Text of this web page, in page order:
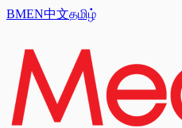
BMEN中文தமிழ்